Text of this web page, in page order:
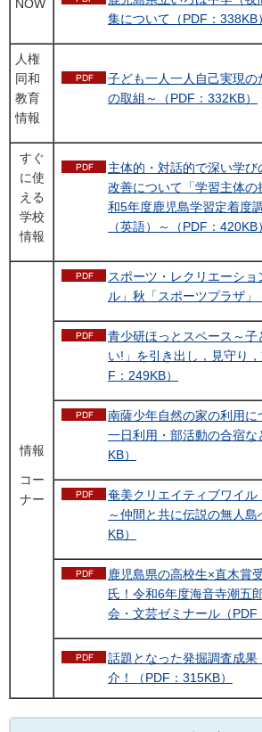
NOW
集について（PDF：338KB）
人権
同和
教育
情報
子ども一人一人自己実現の
の取組～（PDF：332KB）
すぐ
に使
える
学校
情報
主体的・対話的で深い学
改善について「学習主体の
和5年度鹿児島学習定着度
（英語）～（PDF：420KB）
情報
コー
ナー
スポーツ・レクリエーシ
ル」秋「スポーツプラザ」
青少研ほっとスペース～子
い!」を引き出し，見守り
F：249KB）
南薩少年自然の家の利用に
一日利用・部活動の合宿な
KB）
奄美クリエイティブワイル
～仲間と共に伝説の無人
KB）
鹿児島県の高校生×直木賞
氏！令和6年度海音寺潮五
会・文芸ゼミナール（PDF
話題となった発掘調査成果
介！（PDF：315KB）